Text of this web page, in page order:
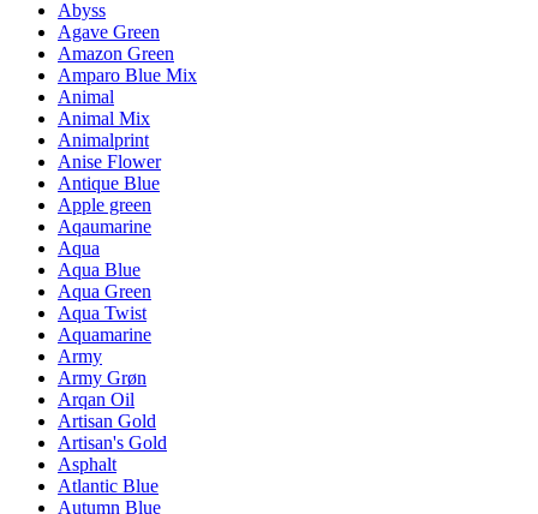
Abyss
Agave Green
Amazon Green
Amparo Blue Mix
Animal
Animal Mix
Animalprint
Anise Flower
Antique Blue
Apple green
Aqaumarine
Aqua
Aqua Blue
Aqua Green
Aqua Twist
Aquamarine
Army
Army Grøn
Arqan Oil
Artisan Gold
Artisan's Gold
Asphalt
Atlantic Blue
Autumn Blue